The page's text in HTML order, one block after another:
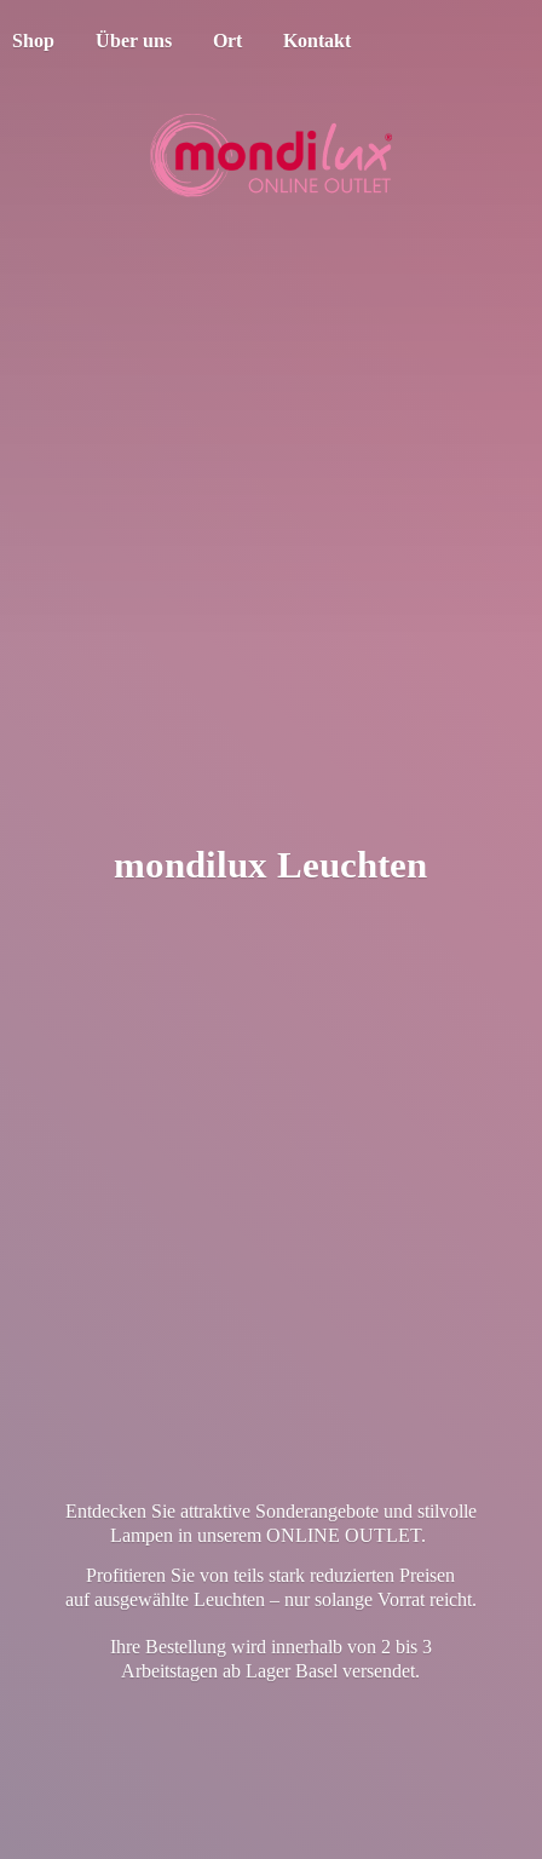
Shop Über uns Ort Kontakt
mondilux Leuchten
Entdecken Sie attraktive Sonderangebote und stilvolle
Lampen in unserem ONLINE OUTLET.
Profitieren Sie von teils stark reduzierten Preisen
auf ausgewählte Leuchten – nur solange Vorrat reicht.
Ihre Bestellung wird innerhalb von 2 bis 3
Arbeitstagen ab LagerBasel versendet.